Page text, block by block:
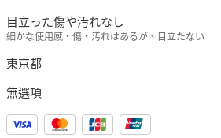
目立った傷や汚れなし
細かな使用感・傷・汚れはあるが、目立たない
東京都
無選項